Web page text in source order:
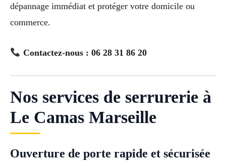
dépannage immédiat et protéger votre domicile ou
commerce.
Contactez-nous : 06 28 31 86 20
Nos services de serrurerie à
Le Camas Marseille
Ouverture de porte rapide et sécurisée